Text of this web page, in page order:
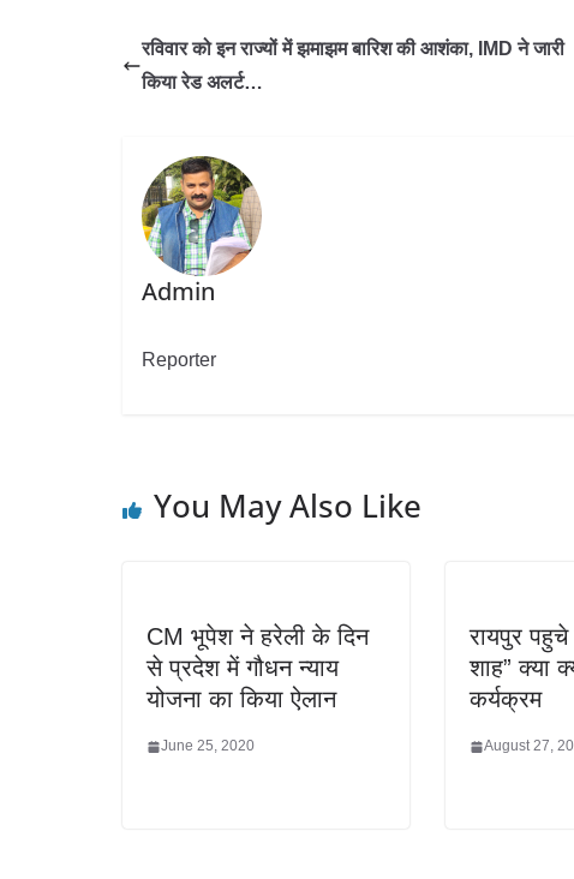
रविवार को इन राज्यों में झमाझम बारिश की आशंका, IMD ने जारी
किया रेड अलर्ट…
Admin
Reporter
You May Also Like
CM भूपेश ने हरेली के दिन
से प्रदेश में गौधन न्याय
योजना का किया ऐलान
June 25, 2020
रायपुर पहुचे
शाह” क्या
कर्यक्रम
August 27,